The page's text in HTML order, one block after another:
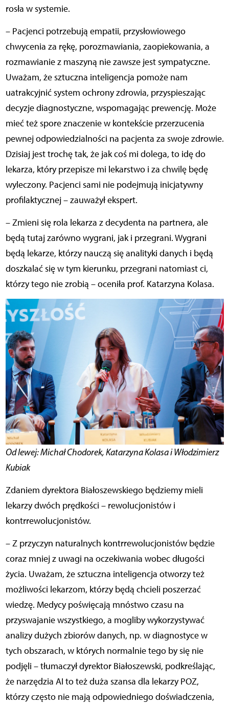
rosła w systemie.
– Pacjenci potrzebują empatii, przysłowiowego
chwycenia za rękę, porozmawiania, zaopiekowania, a
rozmawianie z maszyną nie zawsze jest sympatyczne.
Uważam, że sztuczna inteligencja pomoże nam
uatrakcyjnić system ochrony zdrowia, przyspieszając
decyzje diagnostyczne, wspomagając prewencję. Może
mieć też spore znaczenie w kontekście przerzucenia
pewnej odpowiedzialności na pacjenta za swoje zdrowie.
Dzisiaj jest trochę tak, że jak coś mi dolega, to idę do
lekarza, który przepisze mi lekarstwo i za chwilę będę
wyleczony. Pacjenci sami nie podejmują inicjatywny
profilaktycznej – zauważył ekspert.
– Zmieni się rola lekarza z decydenta na partnera, ale
będą tutaj zarówno wygrani, jak i przegrani. Wygrani
będą lekarze, którzy nauczą się analityki danych i będą
doszkalać się w tym kierunku, przegrani natomiast ci,
którzy tego nie zrobią – oceniła prof. Katarzyna Kolasa.
Od lewej: Michał Chodorek, Katarzyna Kolasa i Włodzimierz
Kubiak
Zdaniem dyrektora Białoszewskiego będziemy mieli
lekarzy dwóch prędkości – rewolucjonistów i
kontrrewolucjonistów.
– Z przyczyn naturalnych kontrrewolucjonistów będzie
coraz mniej z uwagi na oczekiwania wobec długości
życia. Uważam, że sztuczna inteligencja otworzy też
możliwości lekarzom, którzy będą chcieli poszerzać
wiedzę. Medycy poświęcają mnóstwo czasu na
przyswajanie wszystkiego, a mogliby wykorzystywać
analizy dużych zbiorów danych, np. w diagnostyce w
tych obszarach, w których normalnie tego by się nie
podjęli – tłumaczył dyrektor Białoszewski, podkreślając,
że narzędzia AI to też duża szansa dla lekarzy POZ,
którzy często nie mają odpowiedniego doświadczenia,